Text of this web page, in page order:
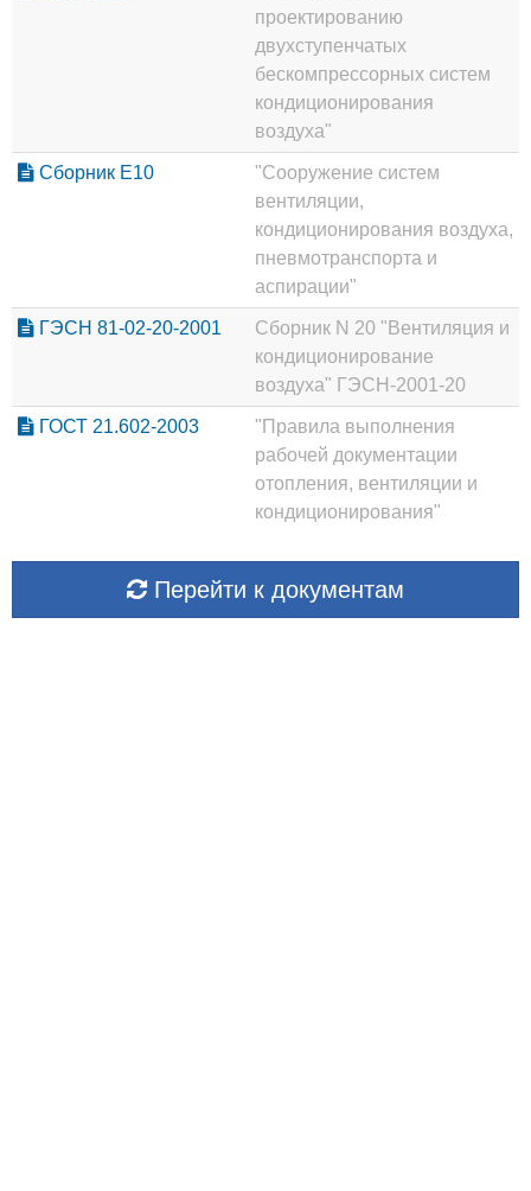
проектированию
двухступенчатых
бескомпрессорных систем
кондиционирования
воздуха"
Сборник Е10
"Сооружение систем
вентиляции,
кондиционирования воздуха,
пневмотранспорта и
аспирации"
ГЭСН 81-02-20-2001
Сборник N 20 "Вентиляция и
кондиционирование
воздуха" ГЭСН-2001-20
ГОСТ 21.602-2003
"Правила выполнения
рабочей документации
отопления, вентиляции и
кондиционирования"
Перейти к документам